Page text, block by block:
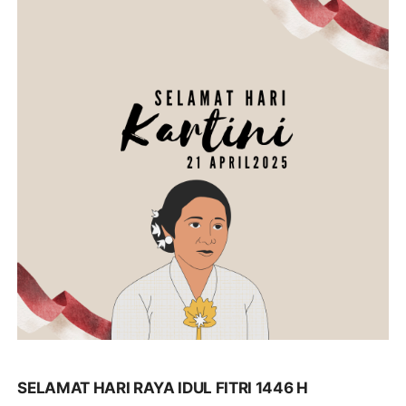
SELAMAT HARI RAYA IDUL FITRI 1446 H